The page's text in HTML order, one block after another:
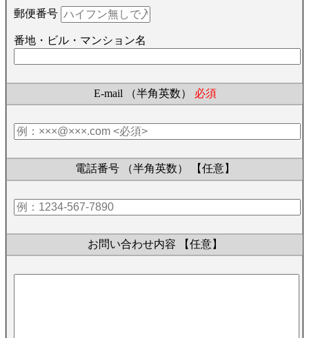
郵便番号
番地・ビル・マンション名
E-mail （半角英数） 必須
電話番号 （半角英数） 【任意】
お問い合わせ内容 【任意】